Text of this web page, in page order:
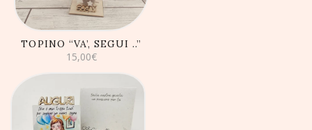
TOPINO “VA’, SEGUI ..”
15,00€
AGGIUNGI AL
CARRELLO